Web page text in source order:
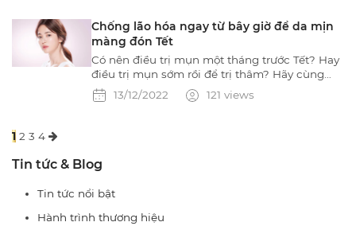
Tin tức & Blog
Tin tức nổi bật
Hành trình thương hiệu
Chống lão hóa ngay từ bây giờ để da mịn
màng đón Tết
Có nên điều trị mụn một tháng trước Tết? Hay
điều trị mụn sớm rồi để trị thâm? Hãy cùng
Naris Cosmetic tìm hiểu đâu là những thời
điểm tốt nhất để chăm sóc da dịp cận Tết.
13/12/2022 121 views
1 2 3 4